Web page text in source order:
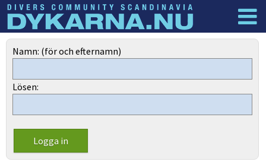
Dyknyheter
Namn: (för och efternamn)
Lösen: